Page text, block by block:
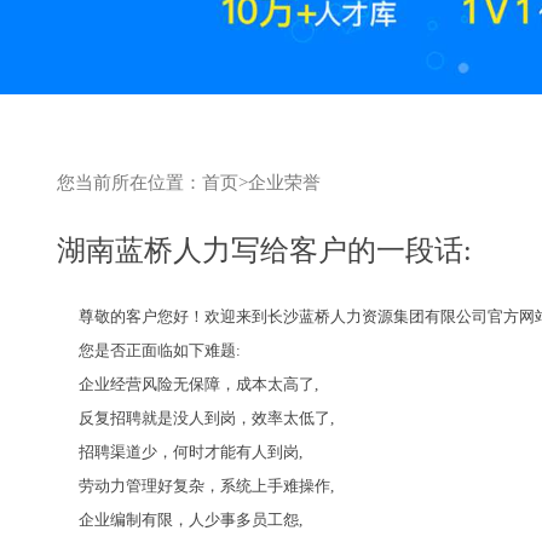
您当前所在位置： 首页>企业荣誉
湖南蓝桥人力写给客户的一段话:
尊敬的客户您好！欢迎来到长沙蓝桥人力资源集团有限公司官方网
您是否正面临如下难题:
企业经营风险无保障，成本太高了,
反复招聘就是没人到岗，效率太低了,
招聘渠道少，何时才能有人到岗,
劳动力管理好复杂，系统上手难操作,
企业编制有限，人少事多员工怨,